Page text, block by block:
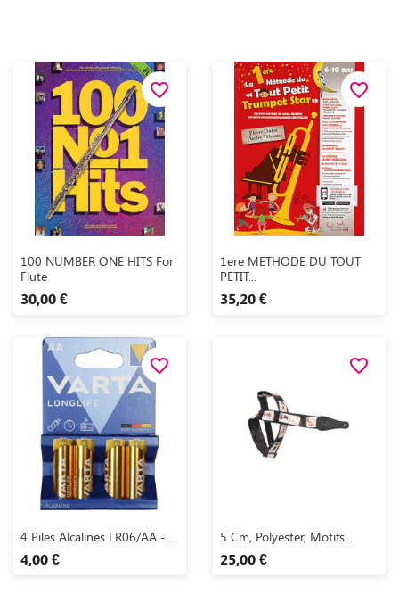
Aperçu rapide
100 NUMBER ONE HITS For
Flute
30,00 €
favorite_border
Aperçu rapide
1ere METHODE DU TOUT
PETIT...
35,20 €
favorite_border
Aperçu rapide
4 Piles Alcalines LR06/AA -...
4,00 €
favorite_border
 Aperçu rapide
5 Cm, Polyester, Motifs...
25,00 €
favorite_border